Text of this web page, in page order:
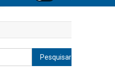
Pesquisar
por: